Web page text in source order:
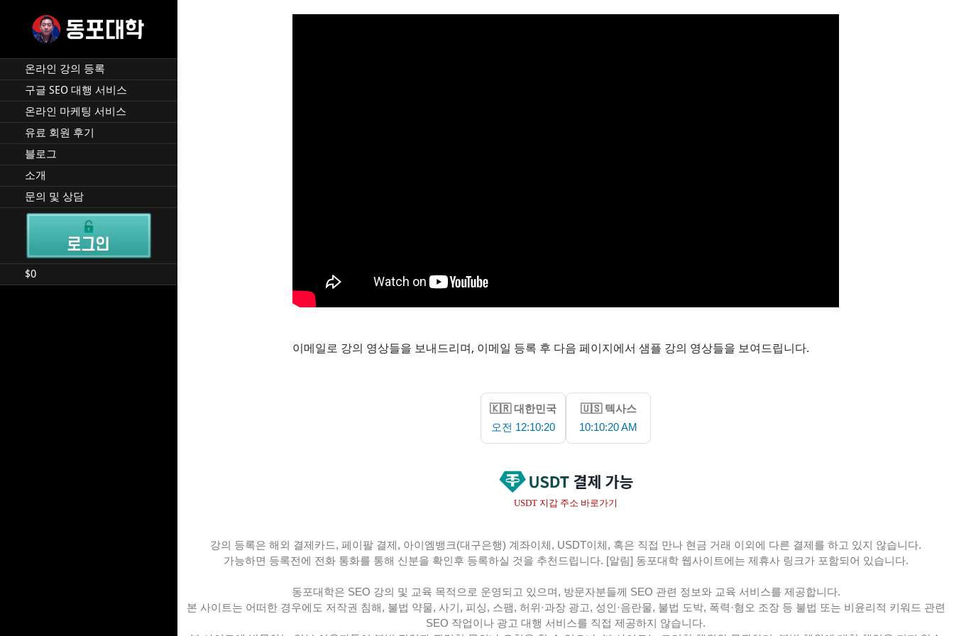
DPU SEO
라인 사업 강의 🇰🇷 🇺🇸
온라인 강의 등록
구글 SEO 대행 서비스
온라인 마케팅 서비스
유료 회원 후기
블로그
소개
문의 및 상담
$0
이메일로 강의 영상들을 보내드리며, 이메일 등록 후 다음 페이지에서 샘플 강의 영상들을 보여드립니다.
🇰🇷 대한민국
오전 12:10:20
🇺🇸 텍사스
10:10:20 AM
USDT 지갑 주소 바로가기
강의 등록은 해외 결제카드, 페이팔 결제, 아이엠뱅크(대구은행) 계좌이체, USDT이체, 혹은 직접 만나 현금 거래 이외에 다른 결제를 하고 있지 않습니다.
가능하면 등록전에 전화 통화를 통해 신분을 확인후 등록하실 것을 추천드립니다. [알림] 동포대학 웹사이트에는 제휴사 링크가 포함되어 있습니다.
동포대학은 SEO 강의 및 교육 목적으로 운영되고 있으며, 방문자분들께 SEO 관련 정보와 교육 서비스를 제공합니다.
본 사이트는 어떠한 경우에도 저작권 침해, 불법 약물, 사기, 피싱, 스팸, 허위·과장 광고, 성인·음란물, 불법 도박, 폭력·혐오 조장 등 불법 또는 비윤리적 키워드 관련
SEO 작업이나 광고 대행 서비스를 직접 제공하지 않습니다.